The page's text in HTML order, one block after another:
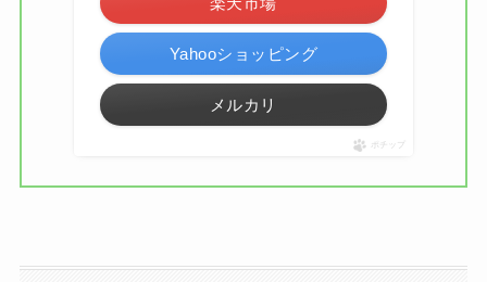
Yahooショッピング
メルカリ
ポチップ